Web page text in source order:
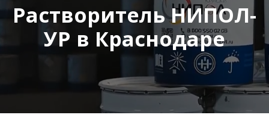
Растворитель НИПОЛ-
УР в Краснодаре